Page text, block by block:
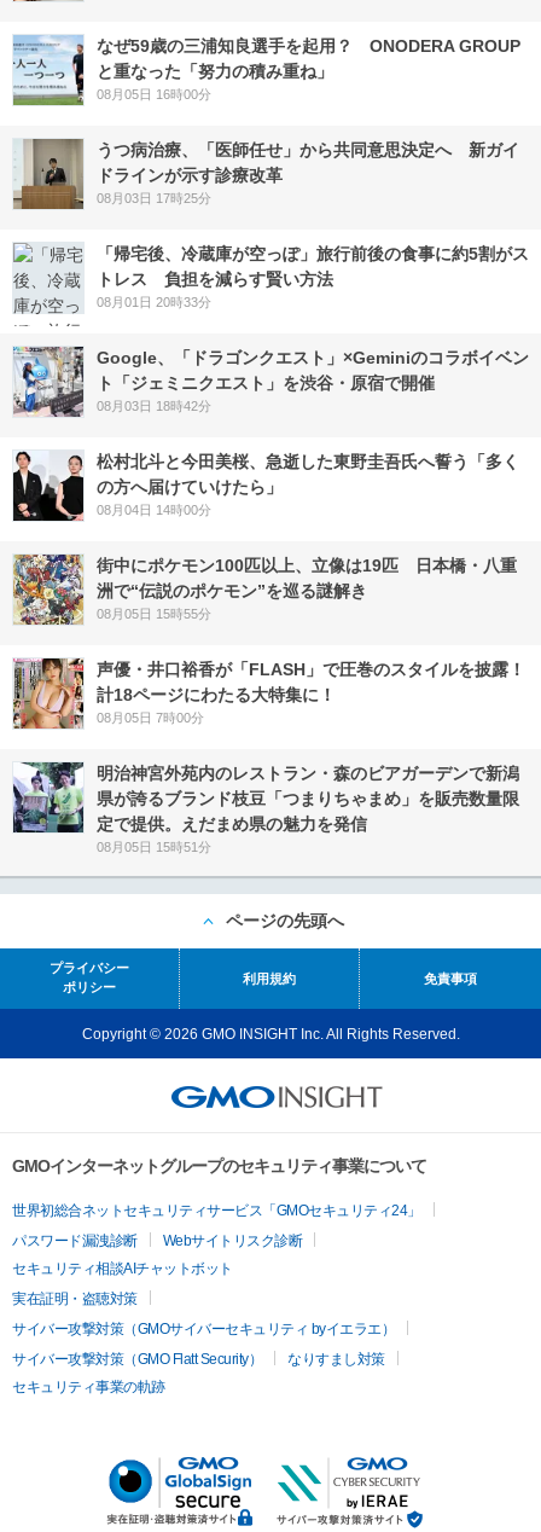
なぜ59歳の三浦知良選手を起用？ ONODERA GROUP
と重なった「努力の積み重ね」
08月05日 16時00分
うつ病治療、「医師任せ」から共同意思決定へ 新ガイ
ドラインが示す診療改革
08月03日 17時25分
「帰宅後、冷蔵庫が空っぽ」旅行前後の食事に約5割がス
トレス 負担を減らす賢い方法
08月01日 20時33分
Google、「ドラゴンクエスト」×Geminiのコラボイベン
ト「ジェミニクエスト」を渋谷・原宿で開催
08月03日 18時42分
松村北斗と今田美桜、急逝した東野圭吾氏へ誓う「多く
の方へ届けていけたら」
08月04日 14時00分
街中にポケモン100匹以上、立像は19匹 日本橋・八重
洲で“伝説のポケモン”を巡る謎解き
08月05日 15時55分
声優・井口裕香が「FLASH」で圧巻のスタイルを披露！
計18ページにわたる大特集に！
08月05日 7時00分
明治神宮外苑内のレストラン・森のビアガーデンで新潟
県が誇るブランド枝豆「つまりちゃまめ」を販売数量限
定で提供。えだまめ県の魅力を発信
08月05日 15時51分
ページの先頭へ
プライバシー
ポリシー
利用規約 免責事項
Copyright © 2026 GMO INSIGHT Inc. All Rights Reserved.
GMOインターネットグループのセキュリティ事業について
世界初総合ネットセキュリティサービス「GMOセキュリティ24」
パスワード漏洩診断
Webサイトリスク診断
セキュリティ相談AIチャットボット
実在証明・盗聴対策
サイバー攻撃対策（GMOサイバーセキュリティ byイエラエ）
サイバー攻撃対策（GMO Flatt Security）
なりすまし対策
セキュリティ事業の軌跡